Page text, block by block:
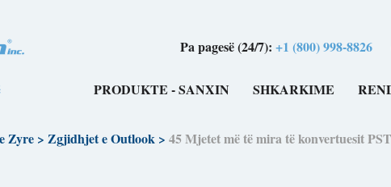
Pa pagesë (24/7):+1 (800) 998-8826
PRODUKTE - SANXIN SHKARKIME
Zyre> Zgjidhjet e Outlook> 45 Mjetet më të mira të konvertuesit